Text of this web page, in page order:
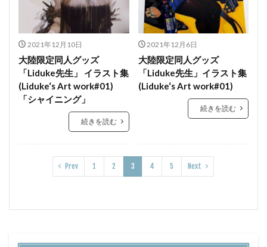
2021年12月10日
大陸限定同人グッズ
「Liduke先生」 イラスト集
(Liduke‘s Art work#01)
「シャイニング」
続きを読む
2021年12月6日
大陸限定同人グッズ
「Liduke先生」イラスト集
(Liduke‘s Art work#01)
続きを読む
Prev 1 2 3 4 5 Next